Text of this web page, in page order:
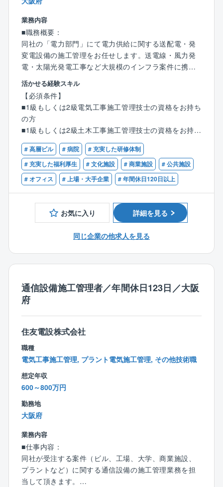
独立系電気工事の大手として、電力・民間・公共の各
分野に展開しています。
いち早く海外進出を展開し、現在海外売上げ比率は3
0％、特に東南アジアでの工事実績が豊富です。その
他、ESCO事業やPFI事業など新規分野を強化するな
れらの取り組みから、同社では現在国内外でのニーズ
が増加しています。
業務内容
■職務概要：
同社の「電力部門」にて電力供給に関する送配電・発
変電設備の施工管理をお任せします。送電線・風力発
電・太陽光発電工事など大規模のインフラ案件に携わ
っていただきます。
■職務詳細:
基本計画、積算、現地調査、提案図書作成、プレゼン
テーション（顧客折衝）、実施設計（構造・設備・法
規取り纏め）、各種申請業務、工事監理、工程・安全
管理、施工図面作成、スケジュール調整、工事業者手
配、アフターメンテナンス等
■働き方：
残業時間は案件・工期にもよりますが、年間平均で月
に30時間程度です。
年間休日も120日あり完全週休２日制を導入しているた
■同社の強みについて：
分野に展開しています。いち早く海外進出を展開し、
現在海外売上げ比率は30％、特に東南アジアでの工事
実績が豊富です。その他、ESCO事業やPFI事業など新
規分野を強化するなど、公共工事に頼らない収益源を
開拓しています。これらの取り組みから、同社では現
在国内外でのニーズが増加しています。
■この求人の魅力
★働き方◎★
年間休日120日の実績に加え、転勤無し、単身寮・家族
用の寮・退職金制度を筆頭に充実した福利厚生制度を
取り入れており、非常に働きやすい環境を整えており
★大規模プロジェクトにも携われる★
同社は官公庁や大手建設業がおもな取引先であるた
め、各地のランドマーク的建築物の工事実績が多数あ
ります。スケールの大きな工事に携われるチャンスが
活かせる経験スキル
【必須条件】
■1級もしくは2級電気工事施工管理技士の資格をお持ち
の方
■1級もしくは2級土木工事施工管理技士の資格をお持ち
の方
■送電工事のご経験がある方（目安3年以上）
# 高層ビル # 病院
# 充実した研修体制
# 充実した福利厚生
# 文化施設 # 商業施設
# 公共施設
# オフィス
# 上場・大手企業 # 年間休日120日以上
お気に入り 詳細を見る
同じ企業の他求人を見る
通信設備施工管理者／年間休日123日／大阪
府
住友電設株式会社
職種
電気工事施工管理, プラント電気施工管理, その他技術職
想定年収
600～800万円
勤務地
大阪府
業務内容
■仕事内容：
同社が受注する案件（ビル、工場、大学、商業施設、
プラントなど）に関する通信設備の施工管理業務を担
当して頂きます。